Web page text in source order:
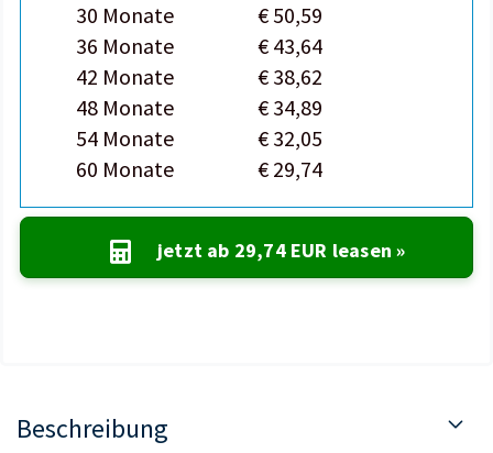
30 Monate
€ 50,59
36 Monate
€ 43,64
42 Monate
€ 38,62
48 Monate
€ 34,89
54 Monate
€ 32,05
60 Monate
€ 29,74
jetzt ab 29,74 EUR leasen »
Beschreibung